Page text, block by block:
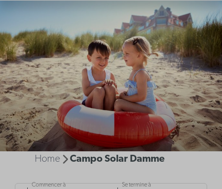
Home Campo Solar Damme
Commencer à Se termine à